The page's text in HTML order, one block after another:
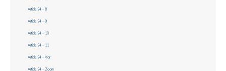
Article 34 - 8
Article 34 - 9
Article 34 - 10
Article 34 - 11
Article 34 - Var
Article 34 - Zoom